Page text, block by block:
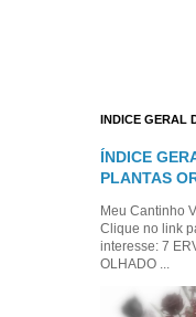
INDICE GERAL
ÍNDICE
PLANTAS
Meu Cantinho
Clique no link
interesse: 7
OLHADO ...